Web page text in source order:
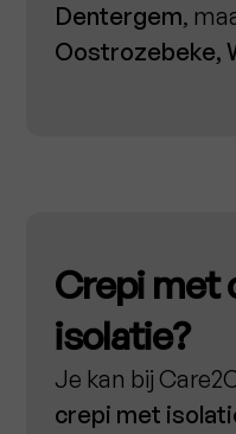
Dentergem,
Oostrozebeke,
Crepi met
isolatie?
Je kan bij
crepi met